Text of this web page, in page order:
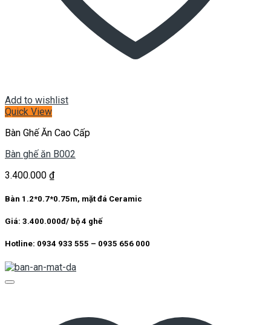
Add to wishlist
Quick View
Bàn Ghế Ăn Cao Cấp
Bàn ghế ăn B002
3.400.000 ₫
Bàn 1.2*0.7*0.75m, mặt đá Ceramic
Giá: 3.400.000đ/ bộ 4 ghế
Hotline: 0934 933 555 – 0935 656 000